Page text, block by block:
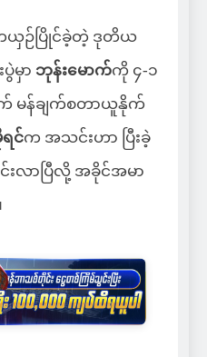
ယှဉ်ပြိုင်ခဲ့တဲ့ ဒုတိယ
မှာ ဘုန်းမောက်ကို ၄-၁
က် မန်ချက်စတာယူနိုက်
င်က အသင်းဟာ ပြီးခဲ့
လာပြီလို့ အခိုင်အမာ